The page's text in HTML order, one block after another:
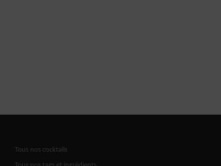
Tous nos cocktails